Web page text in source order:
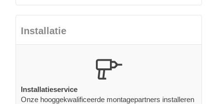
Installatie
Installatieservice
Onze hooggekwalificeerde montagepartners installeren